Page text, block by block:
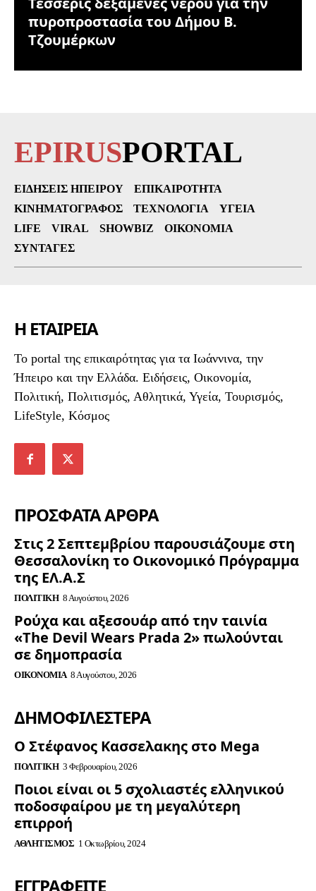
πυροπροστασία του Δήμου Β.
Τζουμέρκων
EPIRUSPORTAL
ΕΙΔΉΣΕΙΣ ΗΠΕΊΡΟΥ
ΕΠΙΚΑΙΡΌΤΗΤΑ
ΚΙΝΗΜΑΤΟΓΡΆΦΟΣ
ΤΕΧΝΟΛΟΓΊΑ
ΥΓΕΊΑ
LIFE
VIRAL SHOWBIZ
ΟΙΚΟΝΟΜΊΑ
ΣΥΝΤΑΓΈΣ
Η ΕΤΑΙΡΕΙΑ
To portal της επικαιρότητας για τα Ιωάννινα, την
Ήπειρο και την Ελλάδα. Ειδήσεις, Οικονομία,
Πολιτική, Πολιτισμός, Αθλητικά, Υγεία, Τουρισμός,
LifeStyle, Κόσμος
ΠΡΟΣΦΑΤΑ ΑΡΘΡΑ
Στις 2 Σεπτεμβρίου παρουσιάζουμε στη
Θεσσαλονίκη το Οικονομικό Πρόγραμμα
της ΕΛ.Α.Σ
ΠΟΛΙΤΙΚΉ 8 Αυγούστου, 2026
Ρούχα και αξεσουάρ από την ταινία
«The Devil Wears Prada 2» πωλούνται
σε δημοπρασία
ΟΙΚΟΝΟΜΊΑ 8 Αυγούστου, 2026
ΔΗΜΟΦΙΛΈΣΤΕΡΑ
Ο Στέφανος Κασσελακης στο Mega
ΠΟΛΙΤΙΚΉ 3 Φεβρουαρίου, 2026
Ποιοι είναι οι 5 σχολιαστές ελληνικού
ποδοσφαίρου με τη μεγαλύτερη
επιρροή
ΑΘΛΗΤΙΣΜΌΣ 1 Οκτωβρίου, 2024
ΕΓΓΡΑΦΕΊΤΕ